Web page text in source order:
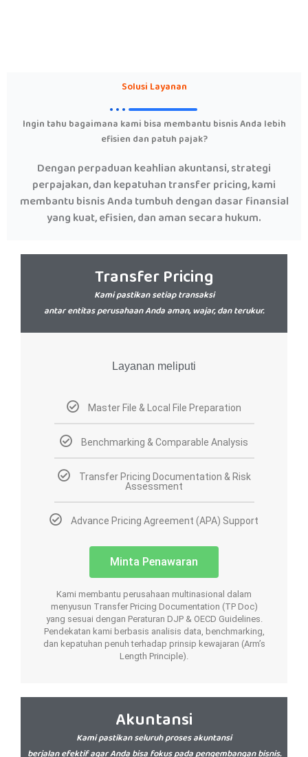
Solusi Layanan
Ingin tahu bagaimana kami bisa membantu bisnis Anda lebih
efisien dan patuh pajak?
Dengan perpaduan keahlian akuntansi, strategi
perpajakan, dan kepatuhan transfer pricing, kami
membantu bisnis Anda tumbuh dengan dasar finansial
yang kuat, efisien, dan aman secara hukum.
Transfer Pricing
Kami pastikan setiap transaksi
antar entitas perusahaan Anda aman, wajar, dan terukur.
Layanan meliputi
Master File & Local File Preparation
Benchmarking & Comparable Analysis
Transfer Pricing Documentation & Risk
Assessment
Advance Pricing Agreement (APA) Support
Minta Penawaran
Kami membantu perusahaan multinasional dalam
menyusun Transfer Pricing Documentation (TP Doc)
yang sesuai dengan Peraturan DJP & OECD Guidelines.
Pendekatan kami berbasis analisis data, benchmarking,
dan kepatuhan penuh terhadap prinsip kewajaran (Arm’s
Length Principle).
Akuntansi
Kami pastikan seluruh proses akuntansi